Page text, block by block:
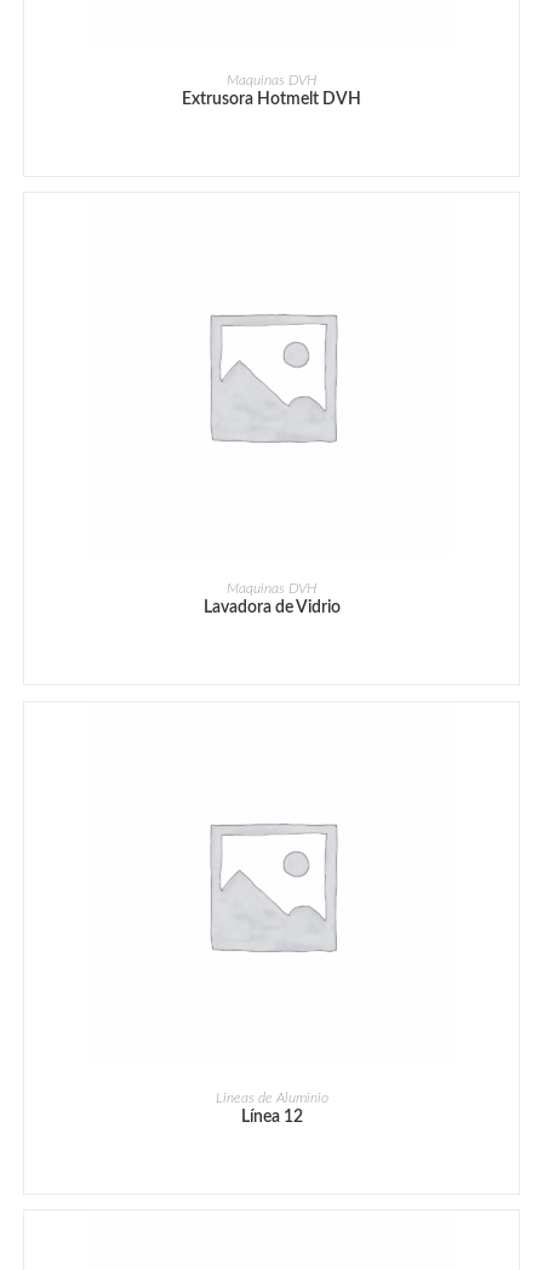
Maquinas DVH
Extrusora Hotmelt DVH
Maquinas DVH
Lavadora de Vidrio
Lineas de Aluminio
Línea 12